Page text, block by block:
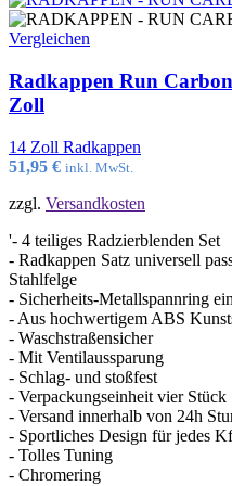
Vergleichen
Radkappen Run
Zoll
14 Zoll Radkappen
51,95 € inkl. MwSt.
zzgl. Versandkosten
'- 4 teiliges Radzierblenden Set
- Radkappen Satz universell
Stahlfelge
- Sicherheits-Metallspannring
- Aus hochwertigem ABS
- Waschstraßensicher
- Mit Ventilaussparung
- Schlag- und stoßfest
- Verpackungseinheit vier Stück
- Versand innerhalb von 24h
- Sportliches Design für jedes
- Tolles Tuning
- Chromering